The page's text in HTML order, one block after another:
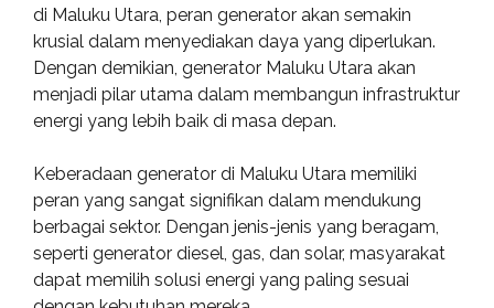
di Maluku Utara, peran generator akan semakin
krusial dalam menyediakan daya yang diperlukan.
Dengan demikian, generator Maluku Utara akan
menjadi pilar utama dalam membangun infrastruktur
energi yang lebih baik di masa depan.
Keberadaan generator di Maluku Utara memiliki
peran yang sangat signifikan dalam mendukung
berbagai sektor. Dengan jenis-jenis yang beragam,
seperti generator diesel, gas, dan solar, masyarakat
dapat memilih solusi energi yang paling sesuai